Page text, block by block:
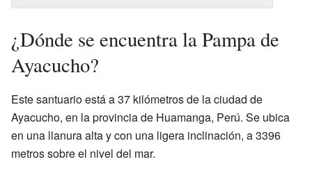
¿Dónde se encuentra la Pampa de
Ayacucho?
Este santuario está a 37 kilómetros de la ciudad de
Ayacucho, en la provincia de Huamanga, Perú. Se ubica
en una llanura alta y con una ligera inclinación, a 3396
metros sobre el nivel del mar.